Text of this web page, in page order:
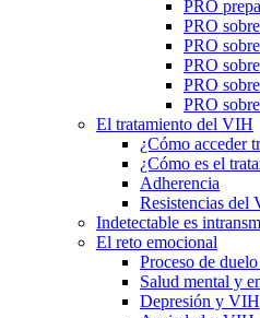
PRO
PRO
PRO
PRO
PRO
PRO
El tratamiento del VIH
¿Cómo acceder
¿Cómo es el
Adherencia
Resistencias del
Indetectable es
El reto emocional
Proceso de
Salud mental y
Depresión y VIH